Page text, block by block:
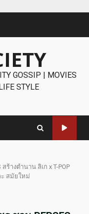
GOSSIP | MOVIES
STYLE
ร้างตำนาน ลิเก x T-POP
สมัยใหม่